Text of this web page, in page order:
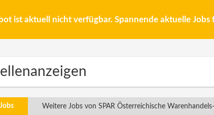
ist aktuell nicht verfügbar. Spannende aktuelle Jobs
Weitere Jobs von SPAR Österreichische